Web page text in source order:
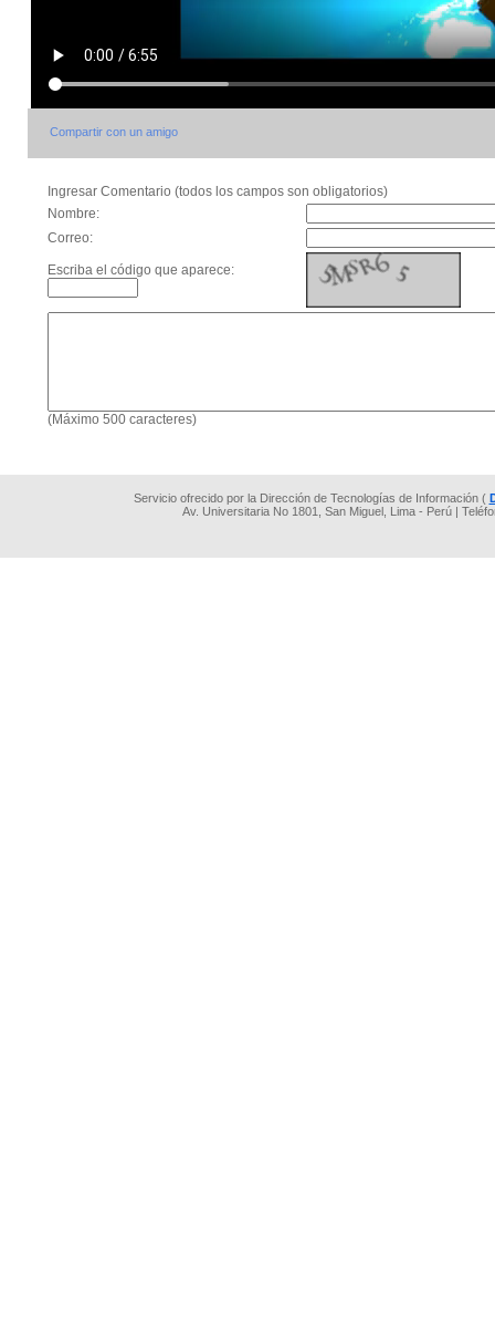
Compartir con un amigo
Ingresar Comentario (todos los campos son obligatorios)
Nombre:
Correo:
Escriba el código que aparece:
(Máximo 500 caracteres)
Servicio ofrecido por la Dirección de Tecnologías de Información (
Av. Universitaria No 1801, San Miguel, Lima - Perú |